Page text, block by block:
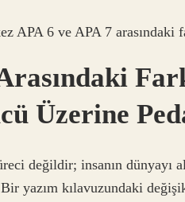
APA 6 ve APA 7 arasındaki
Üzerine
değildir; insanın dünyayı
yazım kılavuzundaki